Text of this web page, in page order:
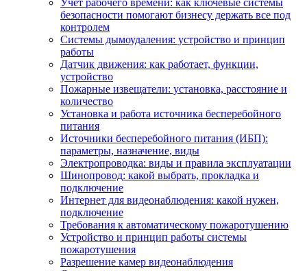
Учет рабочего времени: как ключевые системы
безопасности помогают бизнесу держать все под
контролем
Системы дымоудаления: устройство и принцип
работы
Датчик движения: как работает, функции,
устройство
Пожарные извещатели: установка, расстояние и
количество
Установка и работа источника бесперебойного
питания
Источники бесперебойного питания (ИБП):
параметры, назначение, виды
Электропроводка: виды и правила эксплуатации
Шинопровод: какой выбрать, прокладка и
подключение
Интернет для видеонаблюдения: какой нужен,
подключение
Требования к автоматическому пожаротушению
Устройство и принцип работы системы
пожаротушения
Разрешение камер видеонаблюдения